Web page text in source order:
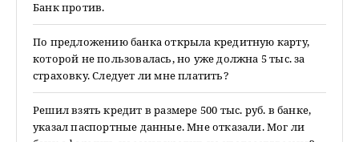
Банк против.
По предложению банка открыла кредитную карту,
которой не пользовалась, но уже должна 5 тыс. за
страховку. Следует ли мне платить?
Решил взять кредит в размере 500 тыс. руб. в банке,
указал паспортные данные. Мне отказали. Мог ли